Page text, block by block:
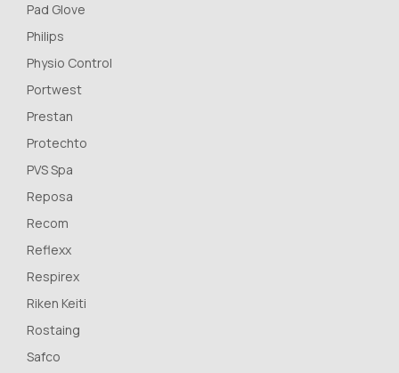
Pad Glove
Philips
Physio Control
Portwest
Prestan
Protechto
PVS Spa
Reposa
Recom
Reflexx
Respirex
Riken Keiti
Rostaing
Safco